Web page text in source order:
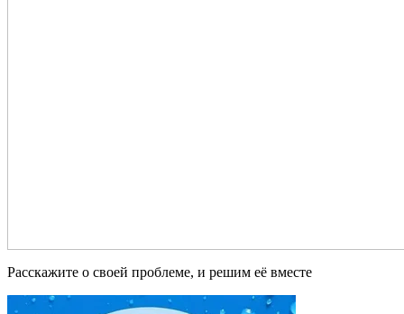
Расскажите о своей проблеме, и решим её вместе